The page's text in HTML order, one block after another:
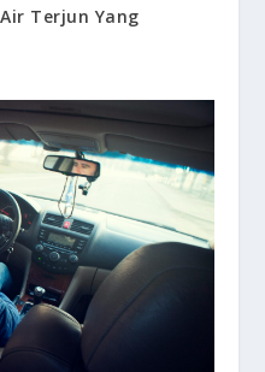
Terjun Yang